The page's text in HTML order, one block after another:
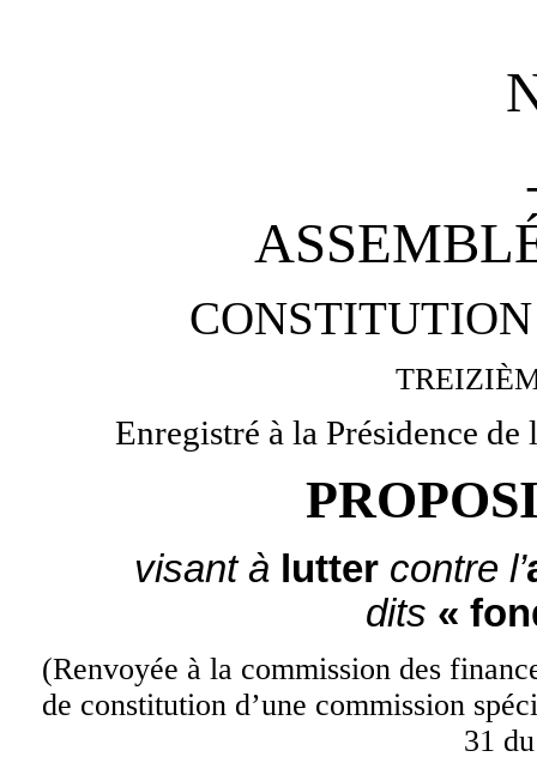
Enregistré à la Présidence
visant à lutter contre l’
dits «
(Renvoyée à la commission des
de constitution d’une commission
31